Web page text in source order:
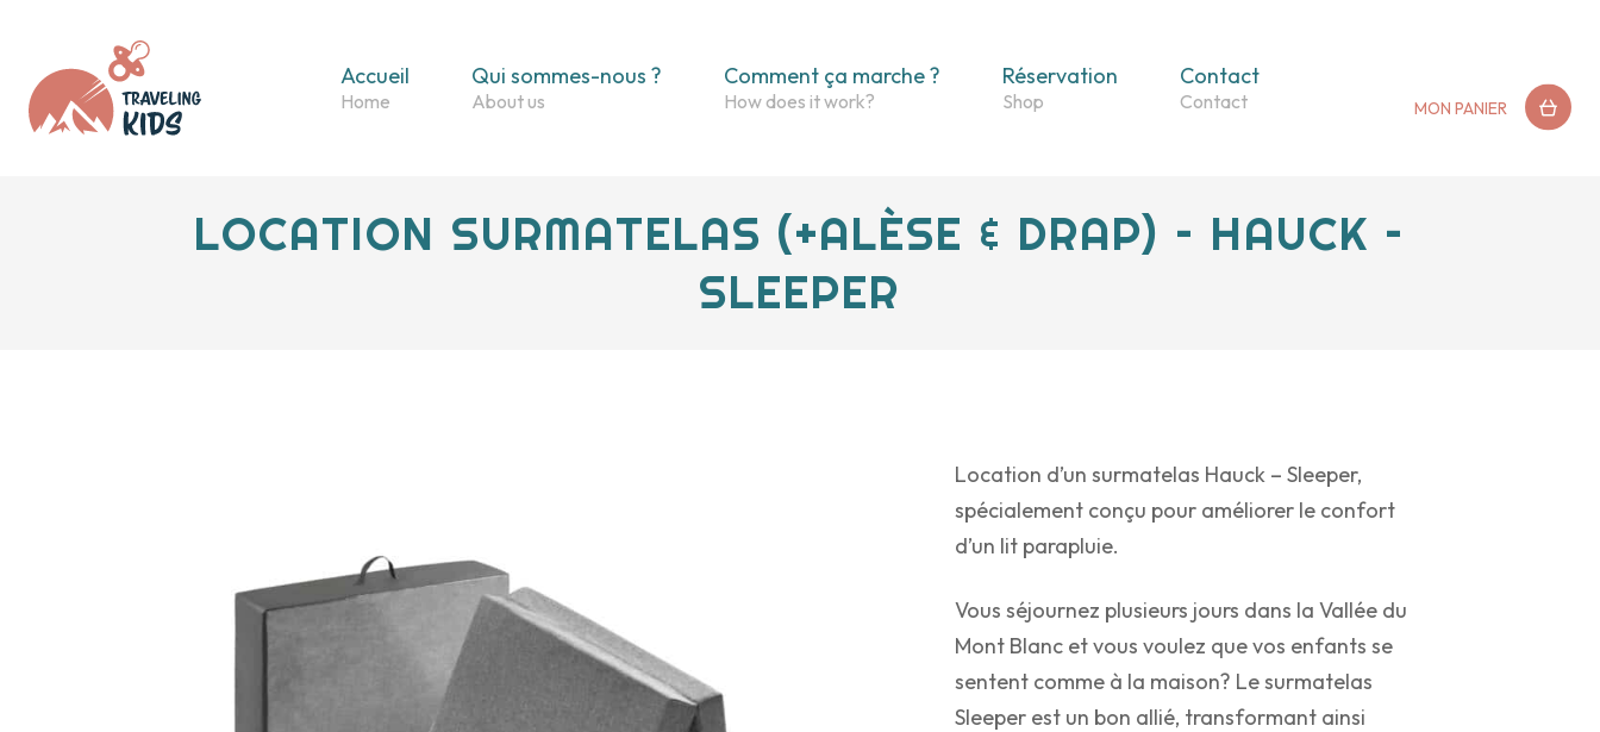
Accueil Qui sommes-nous ? Comment ça marche ? Réservation Contact
MON PANIER
LOCATION SURMATELAS (+ALÈSE & DRAP) – HAUCK –
SLEEPER
Location d’un surmatelas Hauck – Sleeper,
spécialement conçu pour améliorer le confort
d’un lit parapluie.
Vous séjournez plusieurs jours dans la Vallée du
Mont Blanc et vous voulez que vos enfants se
sentent comme à la maison? Le surmatelas
Sleeper est un bon allié, transformant ainsi